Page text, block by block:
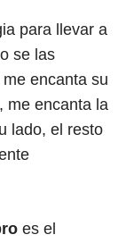
para llevar a
se las
encanta su
me encanta la
lado, el resto
es el